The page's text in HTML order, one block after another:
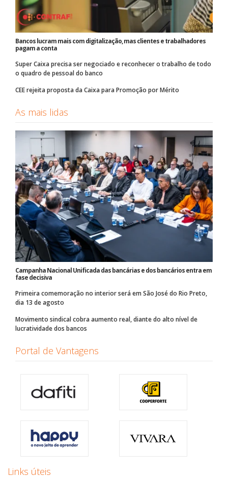
Bancos lucram mais com digitalização, mas clientes e trabalhadores
pagam a conta
Super Caixa precisa ser negociado e reconhecer o trabalho de todo
o quadro de pessoal do banco
CEE rejeita proposta da Caixa para Promoção por Mérito
As mais lidas
Campanha Nacional Unificada das bancárias e dos bancários entra em
fase decisiva
Primeira comemoração no interior será em São José do Rio Preto,
dia 13 de agosto
Movimento sindical cobra aumento real, diante do alto nível de
lucratividade dos bancos
Portal de Vantagens
Links úteis